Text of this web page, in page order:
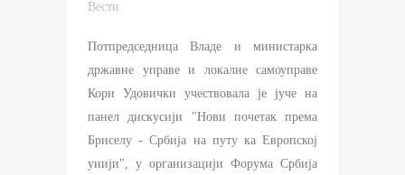
Вести
Потпредседница Владе и министарка
државне управе и локалне самоуправе
Кори Удовички учествовала је јуче на
панел дискусији "Нови почетак према
Бриселу - Србија на путу ка Европској
унији", у организацији Форума Србија